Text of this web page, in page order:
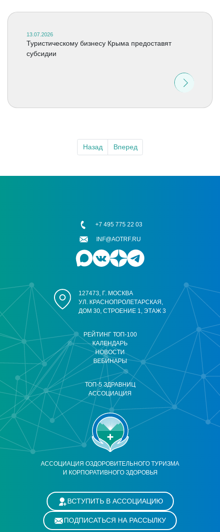
13.07.2026
Туристическому бизнесу Крыма предоставят
субсидии
Назад Вперед
АССОЦИАЦИЯ ОЗДОРОВИТЕЛЬНОГО ТУРИЗМА
И КОРПОРАТИВНОГО ЗДОРОВЬЯ
РЕЙТИНГ ТОП-100
КАЛЕНДАРЬ
НОВОСТИ
ВЕБИНАРЫ
ТОП-5 ЗДРАВНИЦ
АССОЦИАЦИЯ
127473, Г. МОСКВА
УЛ. КРАСНОПРОЛЕТАРСКАЯ,
ДОМ 30, СТРОЕНИЕ 1, ЭТАЖ 3
+7 495 775 22 03
INF@AOTRF.RU
ВСТУПИТЬ В АССОЦИАЦИЮ
ПОДПИСАТЬСЯ НА РАССЫЛКУ